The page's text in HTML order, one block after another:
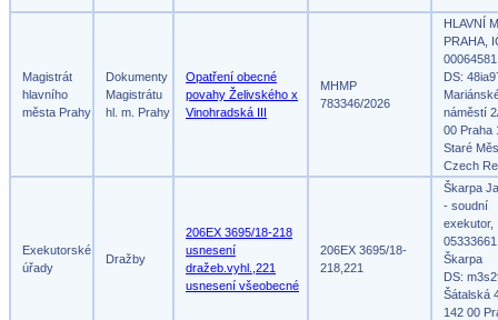
Magistrát
hlavního
města Prahy
Dokumenty
Magistrátu
hl. m. Prahy
Opatření obecné
povahy Želivského x
Vinohradská III
MHMP
783346/2026
HLAVNÍ
PRAHA,
00064581
DS:
náměstí
00 Praha
Staré
Czech
Exekutorské
úřady
Dražby
206EX 3695/18-218
usnesení
dražeb.vyhl.,221
usnesení všeobecné
206EX 3695/18-
218,221
Škarpa
- soudní
exekutor,
Škarpa
DS:
Šátalská
142 00